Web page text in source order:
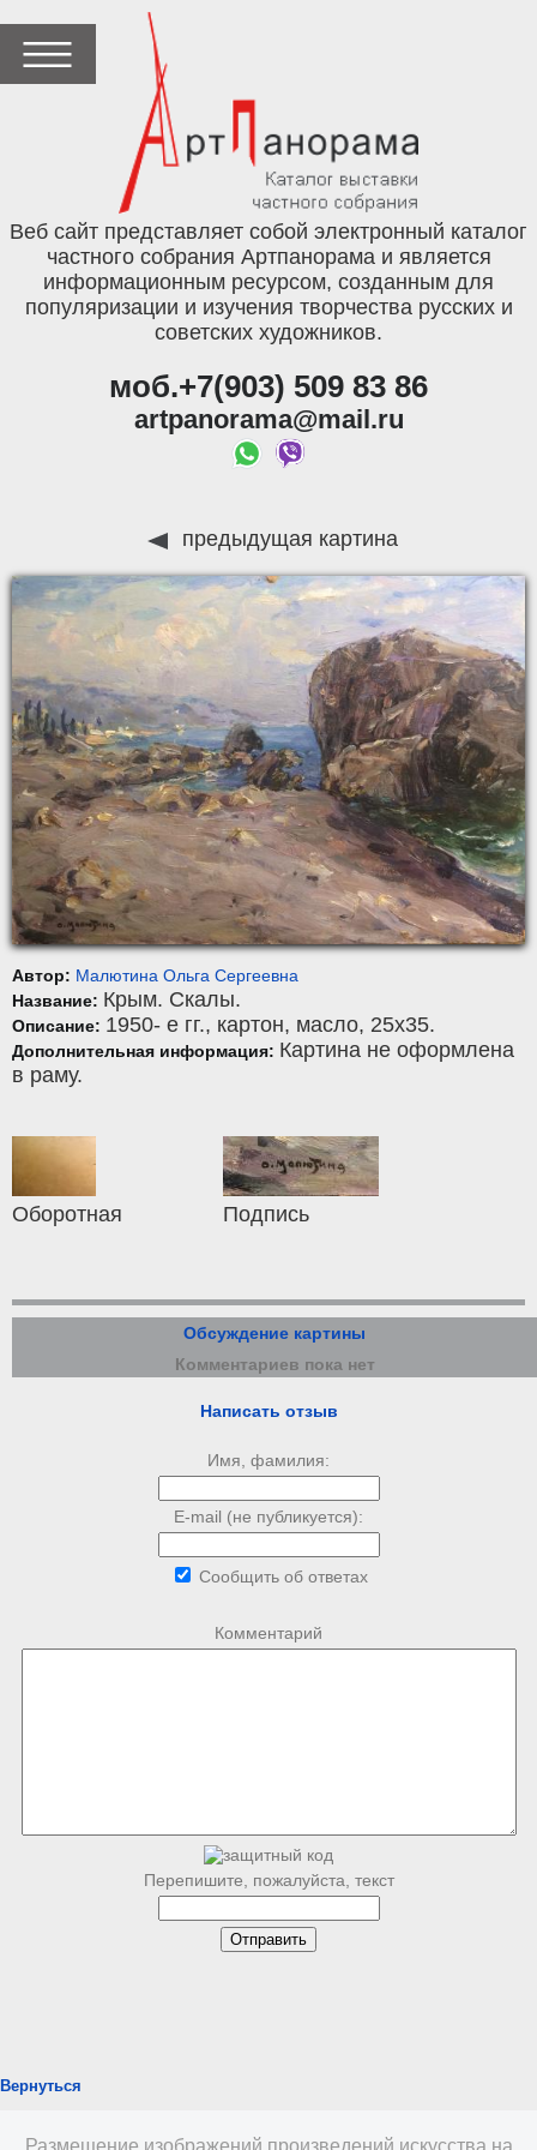
Веб сайт представляет собой электронный каталог
частного собрания Артпанорама и является
информационным ресурсом, созданным для
популяризации и изучения творчества русских и
советских художников.
моб.+7(903) 509 83 86
artpanorama@mail.ru
предыдущая картина
Автор: Малютина Ольга Сергеевна
Название: Крым. Скалы.
Описание: 1950- е гг., картон, масло, 25x35.
Дополнительная информация: Картина не оформлена
в раму.
Оборотная Подпись
Обсуждение картины
Комментариев пока нет
Написать отзыв
Имя, фамилия:
E-mail (не публикуется):
Сообщить об ответах
Комментарий
Перепишите, пожалуйста, текст
Вернуться
Размещение изображений произведений искусства на